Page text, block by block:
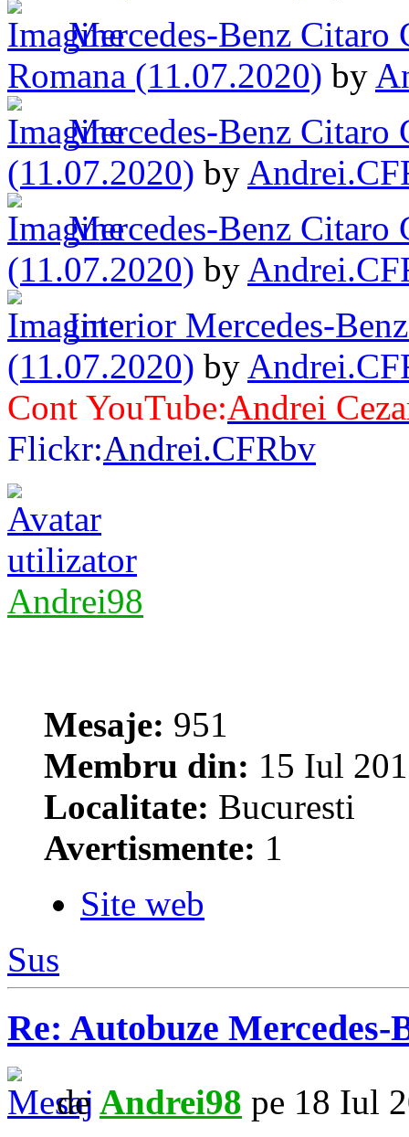
Mercedes-Benz
Romana (11.07.2020) by
Mercedes-Benz Citaro
(11.07.2020) by
Mercedes-Benz Citaro
(11.07.2020) by
Interior Mercedes-
(11.07.2020) by
Cont YouTube:Andrei
Flickr:Andrei.CFRbv
Andrei98
Mesaje: 951
Membru din: 15 Iul
Localitate: Bucuresti
Avertismente: 1
Site web
Sus
Re: Autobuze
de Andrei98 pe 18 Iul